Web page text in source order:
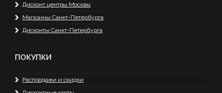
Дисконт центры Москвы
Магазины Санкт-Петербурга
Дисконты Санкт-Петербурга
ПОКУПКИ
Распродажи и скидки